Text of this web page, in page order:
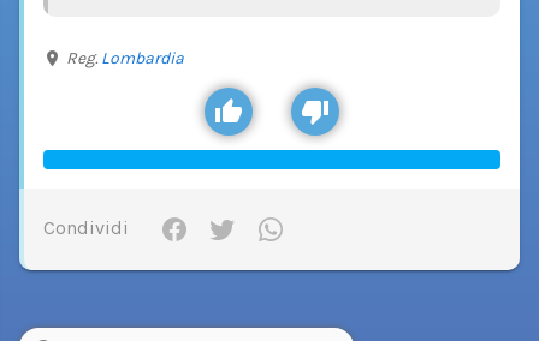
Reg. Lombardia
Condividi